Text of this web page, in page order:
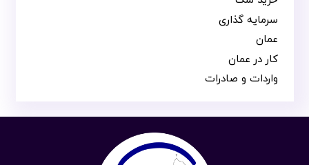
سرمایه گذاری
عمان
کار در عمان
واردات و صادرات